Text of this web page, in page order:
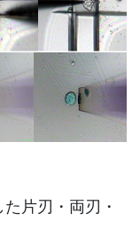
片刃・両刃・